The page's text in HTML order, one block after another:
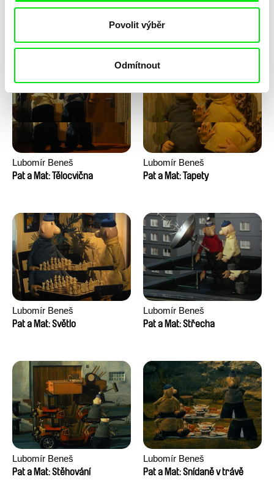
Povolit výběr
Odmítnout
Pat a Mat: Velké praní
Lubomír Beneš
Pat a Mat: Tělocvična
Lubomír Beneš
Pat a Mat: Tapety
Lubomír Beneš
Pat a Mat: Světlo
Lubomír Beneš
Pat a Mat: Střecha
Lubomír Beneš
Pat a Mat: Stěhování
Lubomír Beneš
Pat a Mat: Snídaně v trávě